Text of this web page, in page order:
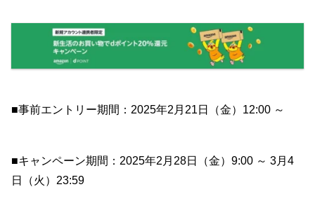
■事前エントリー期間：2025年2月21日（金）12:00 ～
■キャンペーン期間：2025年2月28日（金）9:00 ～ 3月4
日（火）23:59